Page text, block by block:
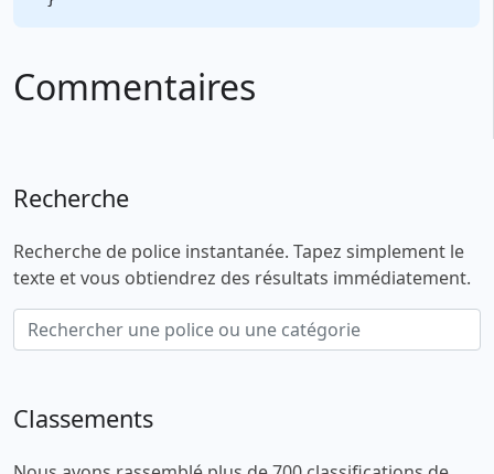
Commentaires
Recherche
Recherche de police instantanée. Tapez simplement le
texte et vous obtiendrez des résultats immédiatement.
Classements